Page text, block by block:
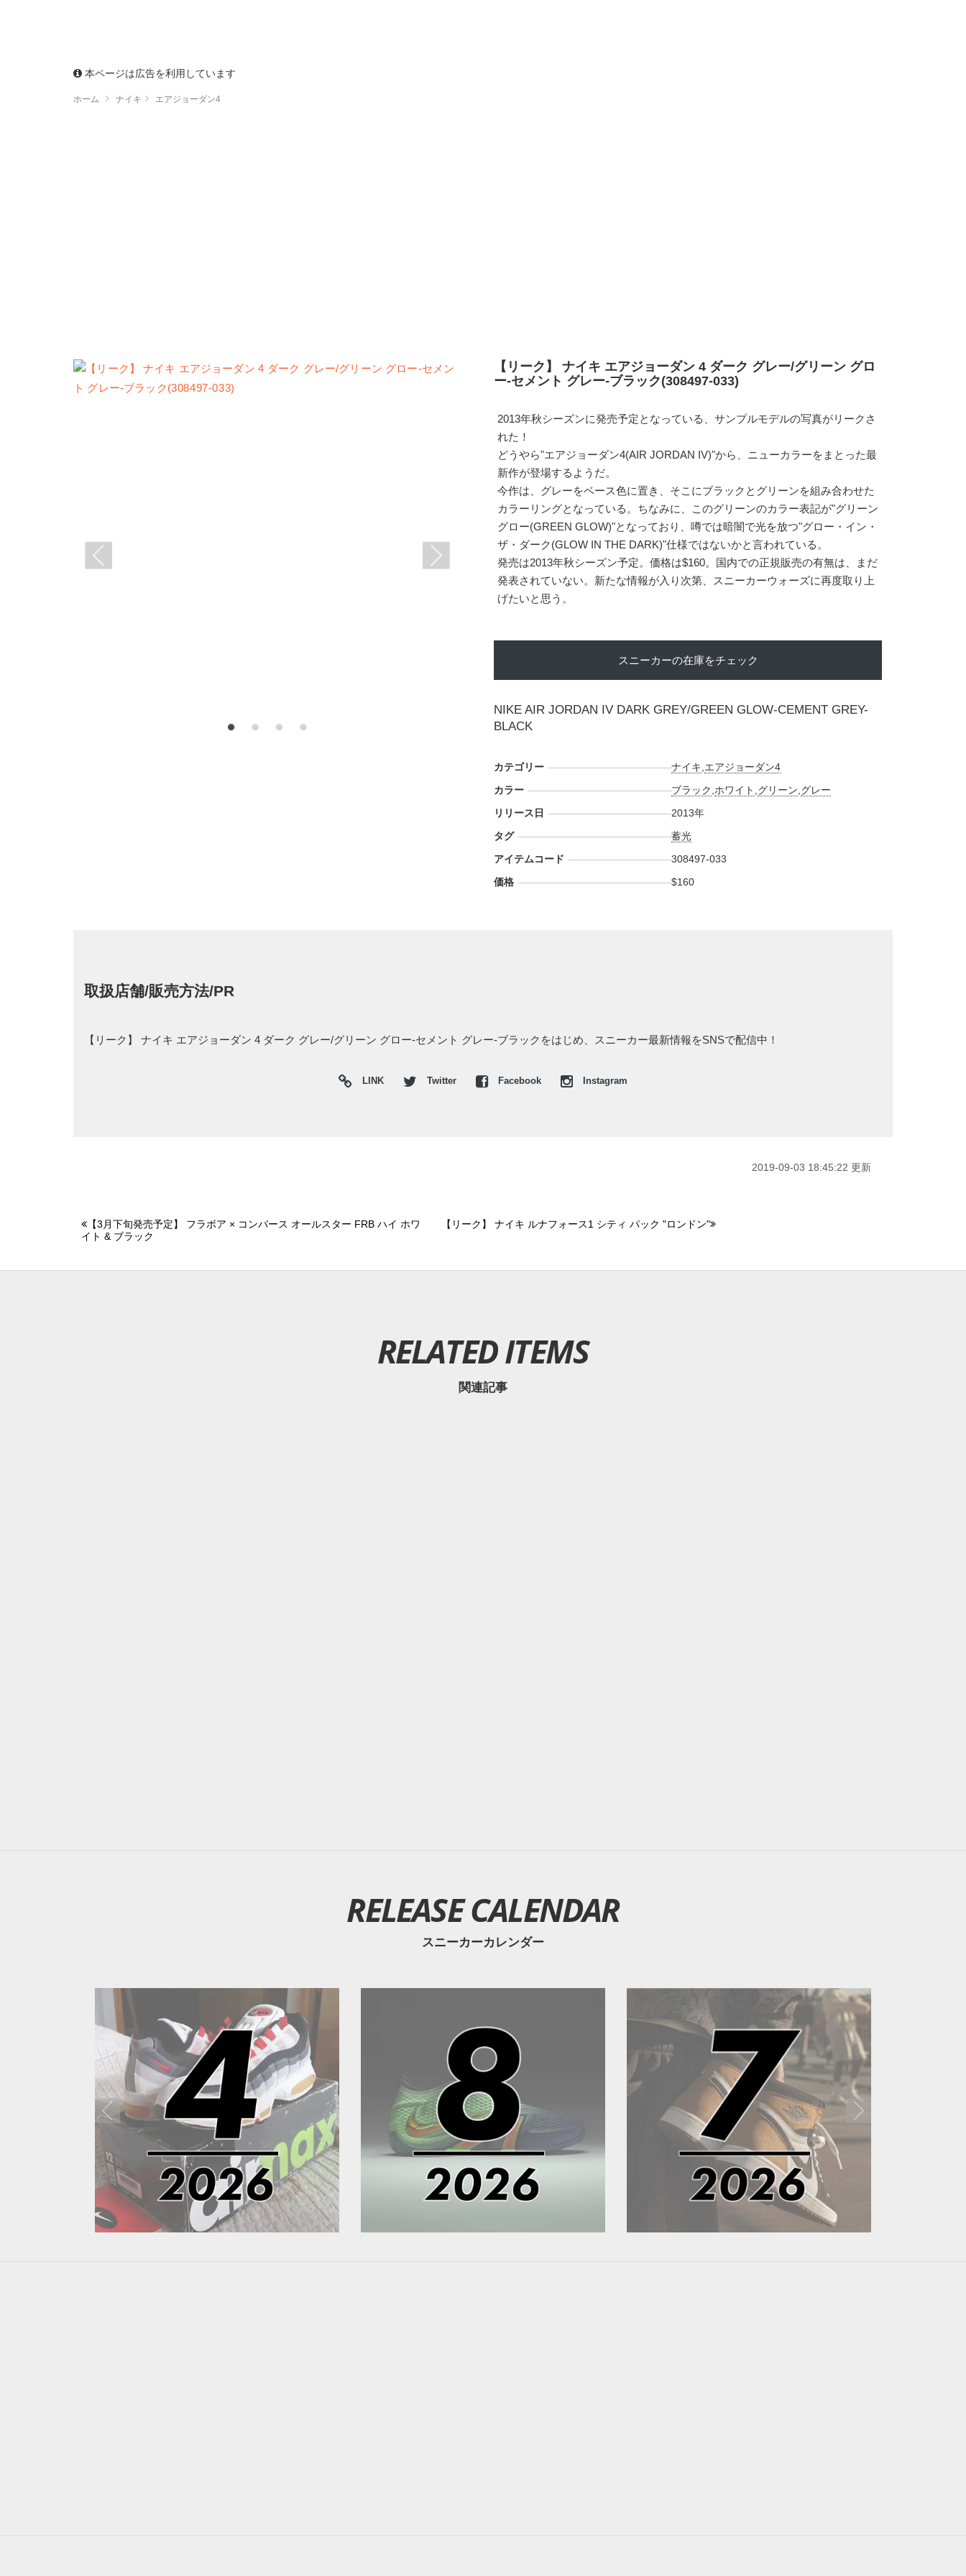
本ページは広告を利用しています
ホーム ナイキ エアジョーダン4
【リーク】 ナイキ エアジョーダン 4 ダーク グレー/グリーン グロ
ー-セメント グレー-ブラック(308497-033)
2013年秋シーズンに発売予定となっている、サンプルモデルの写真がリークさ
れた！
どうやら"エアジョーダン4(AIR JORDAN IV)"から、ニューカラーをまとった最
新作が登場するようだ。
今作は、グレーをベース色に置き、そこにブラックとグリーンを組み合わせた
カラーリングとなっている。ちなみに、このグリーンのカラー表記が"グリーン
グロー(GREEN GLOW)"となっており、噂では暗闇で光を放つ"グロー・イン・
ザ・ダーク(GLOW IN THE DARK)"仕様ではないかと言われている。
発売は2013年秋シーズン予定。価格は$160。国内での正規販売の有無は、まだ
発表されていない。新たな情報が入り次第、スニーカーウォーズに再度取り上
げたいと思う。
スニーカーの在庫をチェック
NIKE AIR JORDAN IV DARK GREY/GREEN GLOW-CEMENT GREY-
BLACK
カテゴリー ナイキ エアジョーダン4
カラー
ブラック ホワイト グリーン グレー
リリース日
2013年
タグ
蓄光
アイテムコード
308497-033
価格
$160
取扱店舗/販売方法/PR
【リーク】 ナイキ エアジョーダン 4 ダーク グレー/グリーン グロー-セメント グレー-ブラックをはじめ、スニーカー最新情報をSNSで配信中！
LINK Twitter Facebook Instagram
2019-09-03 18:45:22 更新
【3月下旬発売予定】 フラボア × コンバース オールスター FRB ハイ ホワ
イト & ブラック
【リーク】 ナイキ ルナフォース1 シティ パック "ロンドン"
RELATED ITEMS
関連記事
RELEASE CALENDAR
スニーカーカレンダー